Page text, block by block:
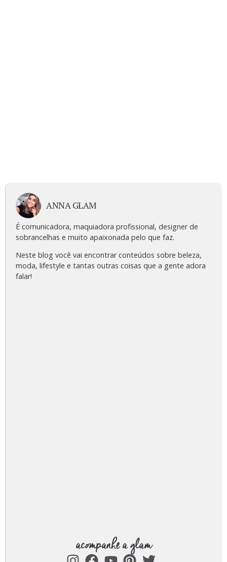
ANNA GLAM
É comunicadora, maquiadora profissional, designer de
sobrancelhas e muito apaixonada pelo que faz.
Neste blog você vai encontrar conteúdos sobre beleza,
moda, lifestyle e tantas outras coisas que a gente adora
falar!
acompanhe a glam